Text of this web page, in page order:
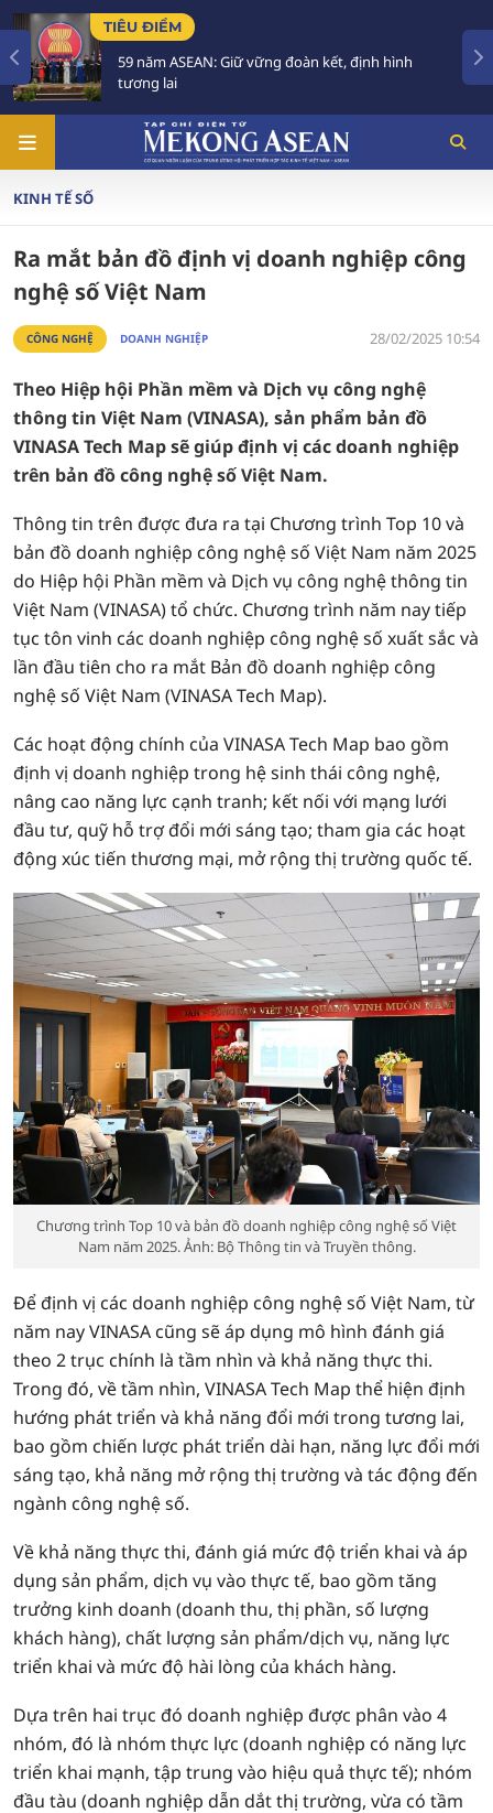
TIÊU ĐIỂM
59 năm ASEAN: Giữ vững đoàn kết, định hình
tương lai
KINH TẾ SỐ
Ra mắt bản đồ định vị doanh nghiệp công
nghệ số Việt Nam
CÔNG NGHỆ DOANH NGHIỆP 28/02/2025 10:54
Theo Hiệp hội Phần mềm và Dịch vụ công nghệ
thông tin Việt Nam (VINASA), sản phẩm bản đồ
VINASA Tech Map sẽ giúp định vị các doanh nghiệp
trên bản đồ công nghệ số Việt Nam.
Thông tin trên được đưa ra tại Chương trình Top 10 và
bản đồ doanh nghiệp công nghệ số Việt Nam năm 2025
do Hiệp hội Phần mềm và Dịch vụ công nghệ thông tin
Việt Nam (VINASA) tổ chức. Chương trình năm nay tiếp
tục tôn vinh các doanh nghiệp công nghệ số xuất sắc và
lần đầu tiên cho ra mắt Bản đồ doanh nghiệp công
nghệ số Việt Nam (VINASA Tech Map).
Các hoạt động chính của VINASA Tech Map bao gồm
định vị doanh nghiệp trong hệ sinh thái công nghệ,
nâng cao năng lực cạnh tranh; kết nối với mạng lưới
đầu tư, quỹ hỗ trợ đổi mới sáng tạo; tham gia các hoạt
động xúc tiến thương mại, mở rộng thị trường quốc tế.
Chương trình Top 10 và bản đồ doanh nghiệp công nghệ số Việt
Nam năm 2025. Ảnh: Bộ Thông tin và Truyền thông.
Để định vị các doanh nghiệp công nghệ số Việt Nam, từ
năm nay VINASA cũng sẽ áp dụng mô hình đánh giá
theo 2 trục chính là tầm nhìn và khả năng thực thi.
Trong đó, về tầm nhìn, VINASA Tech Map thể hiện định
hướng phát triển và khả năng đổi mới trong tương lai,
bao gồm chiến lược phát triển dài hạn, năng lực đổi mới
sáng tạo, khả năng mở rộng thị trường và tác động đến
ngành công nghệ số.
Về khả năng thực thi, đánh giá mức độ triển khai và áp
dụng sản phẩm, dịch vụ vào thực tế, bao gồm tăng
trưởng kinh doanh (doanh thu, thị phần, số lượng
khách hàng), chất lượng sản phẩm/dịch vụ, năng lực
triển khai và mức độ hài lòng của khách hàng.
Dựa trên hai trục đó doanh nghiệp được phân vào 4
nhóm, đó là nhóm thực lực (doanh nghiệp có năng lực
triển khai mạnh, tập trung vào hiệu quả thực tế); nhóm
đầu tàu (doanh nghiệp dẫn dắt thị trường, vừa có tầm